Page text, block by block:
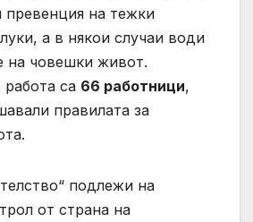
превенция на тежки
а в някои случаи води
на човешки живот.
са 66 работници,
правилата за
подлежи на
от страна на